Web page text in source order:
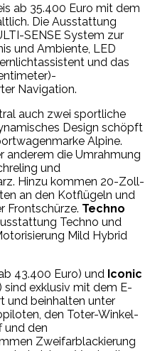
ab 35.400 Euro mit dem
Die Ausstattung
SENSE System zur
und Ambiente, LED
und das
Navigation.
auch zwei sportliche
Design schöpft
Alpine.
anderem die Umrahmung
und
Hinzu kommen 20-Zoll-
an den Kotflügeln und
Frontschürze. Techno
Techno und
Mild Hybrid
43.400 Euro) und Iconic
sind exklusiv mit dem E-
und beinhalten unter
den Toter-Winkel-
und den
Zweifarblackierung